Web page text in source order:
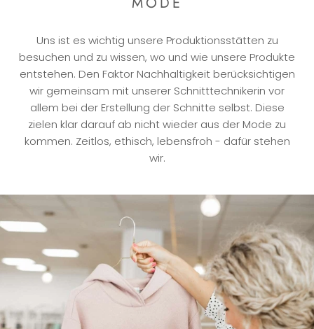
Uns ist es wichtig unsere Produktionsstätten zu
besuchen und zu wissen, wo und wie unsere Produkte
entstehen. Den Faktor Nachhaltigkeit berücksichtigen
wir gemeinsam mit unserer Schnitttechnikerin vor
allem bei der Erstellung der Schnitte selbst. Diese
zielen klar darauf ab nicht wieder aus der Mode zu
kommen. Zeitlos, ethisch, lebensfroh - dafür stehen
wir.